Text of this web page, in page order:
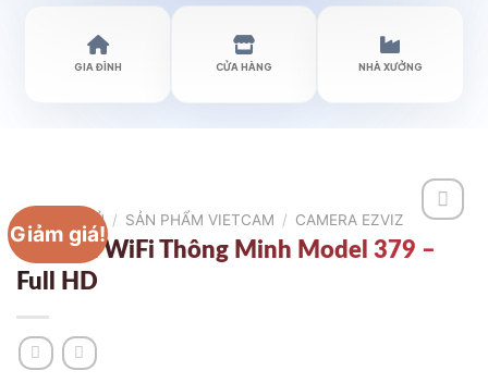
GIA ĐÌNH CỬA HÀNG NHÀ XƯỞNG
Giảm giá!
TRANG CHỦ / SẢN PHẨM VIETCAM / CAMERA EZVIZ
Camera WiFi Thông Minh Model 379 –
Full HD